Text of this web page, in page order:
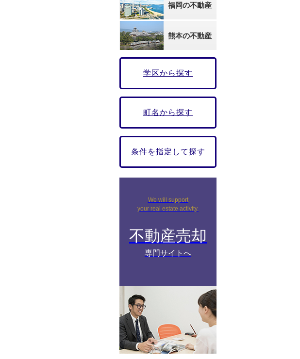
福岡の不動産
熊本の不動産
学区から探す
町名から探す
条件を指定して探す
We will support
your real estate activity.
不動産売却
専門サイトへ